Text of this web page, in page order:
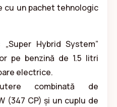
cu un pachet tehnologic
Hybrid System”
pe benzină de 1.5 litri
electrice.
combinată de
(347 CP) și un cuplu de